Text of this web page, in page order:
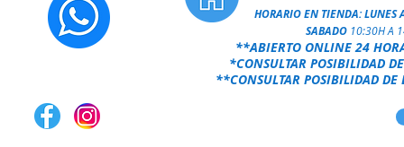
HORARIO EN TIENDA:LUNES
SABADO 10:30H A
**ABIERTO ONLINE 24
*CONSULTAR POSIBILIDAD
**CONSULTAR POSIBILIDAD DE